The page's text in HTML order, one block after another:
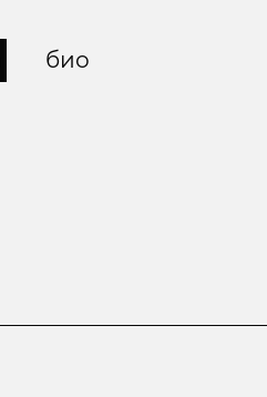
био